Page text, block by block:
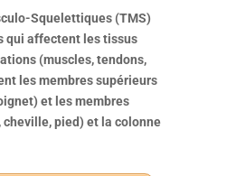
Squelettiques (TMS)
qui affectent les tissus
(muscles, tendons,
les membres supérieurs
et les membres
pied) et la colonne